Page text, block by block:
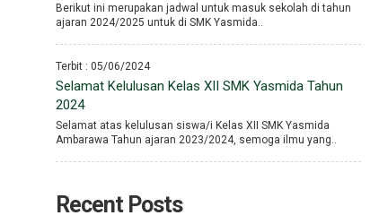
Berikut ini merupakan jadwal untuk masuk sekolah di tahun
ajaran 2024/2025 untuk di SMK Yasmida..
Terbit : 05/06/2024
Selamat Kelulusan Kelas XII SMK Yasmida Tahun
2024
Selamat atas kelulusan siswa/i Kelas XII SMK Yasmida
Ambarawa Tahun ajaran 2023/2024, semoga ilmu yang..
Recent Posts